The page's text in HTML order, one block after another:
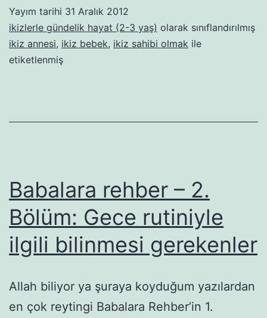
güzelmiş!
Yayım tarihi 31 Aralık 2012
ikizlerle gündelik hayat (2-3 yaş) olarak sınıflandırılmış
ikiz annesi, ikiz bebek, ikiz sahibi olmak ile
etiketlenmiş
Babalara rehber – 2.
Bölüm: Gece rutiniyle
ilgili bilinmesi gerekenler
Allah biliyor ya şuraya koyduğum yazılardan
en çok reytingi Babalara Rehber’in 1.